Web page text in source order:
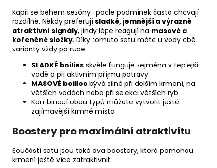
Kapři se během sezóny i podle podmínek často chovají
rozdílně. Někdy preferují sladké, jemnější a výrazně
atraktivní signály, jindy lépe reagují na masové a
kořeněné složky. Díky tomuto setu máte u vody obě
varianty vždy po ruce.
SLADKÉ boilies skvěle funguje zejména v teplejší
vodě a při aktivním příjmu potravy
MASOVÉ boilies bývá silné při delším krmení, na
větších vodách nebo při selekci větších ryb
Kombinací obou typů můžete vytvořit ještě
zajímavější krmné místo
Boostery pro maximální atraktivitu
Součástí setu jsou také dva boostery, které pomohou
krmení ještě více zatraktivnit.